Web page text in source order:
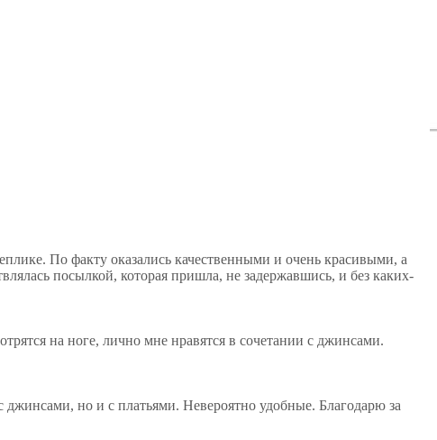
По факту оказались качественными и очень красивыми, а
посылкой, которая пришла, не задержавшись, и без каких-
на ноге, лично мне нравятся в сочетании с джинсами.
но и с платьями. Невероятно удобные. Благодарю за